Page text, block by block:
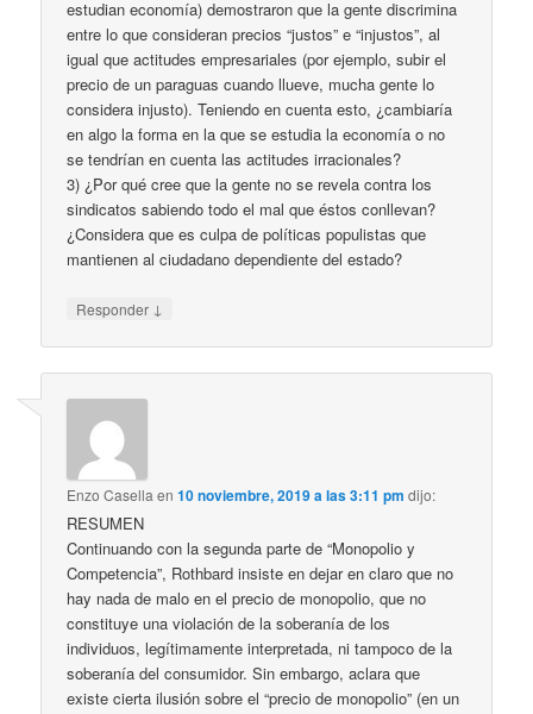
estudian economía) demostraron que la gente discrimina
entre lo que consideran precios “justos” e “injustos”, al
igual que actitudes empresariales (por ejemplo, subir el
precio de un paraguas cuando llueve, mucha gente lo
considera injusto). Teniendo en cuenta esto, ¿cambiaría
en algo la forma en la que se estudia la economía o no
se tendrían en cuenta las actitudes irracionales?
3) ¿Por qué cree que la gente no se revela contra los
sindicatos sabiendo todo el mal que éstos conllevan?
¿Considera que es culpa de políticas populistas que
mantienen al ciudadano dependiente del estado?
Responder ↓
Enzo Casellaen10 noviembre, 2019 a las 3:11 pm dijo:
RESUMEN
Continuando con la segunda parte de “Monopolio y
Competencia”, Rothbard insiste en dejar en claro que no
hay nada de malo en el precio de monopolio, que no
constituye una violación de la soberanía de los
individuos, legítimamente interpretada, ni tampoco de la
soberanía del consumidor. Sin embargo, aclara que
existe cierta ilusión sobre el “precio de monopolio” (en un